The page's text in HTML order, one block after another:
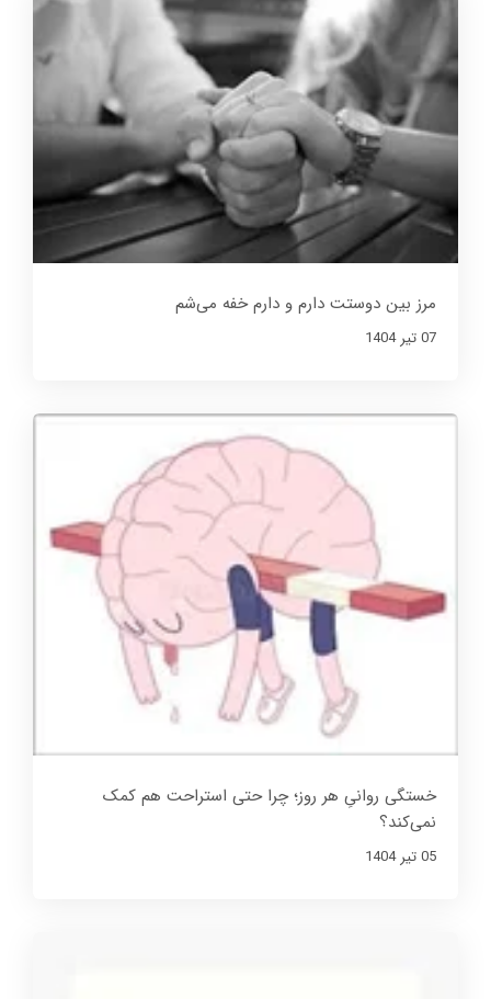
مرز بین دوستت دارم و دارم خفه می‌شم
07 تير 1404
خستگی روانیِ هر روز؛ چرا حتی استراحت هم کمک
نمی‌کند؟
05 تير 1404